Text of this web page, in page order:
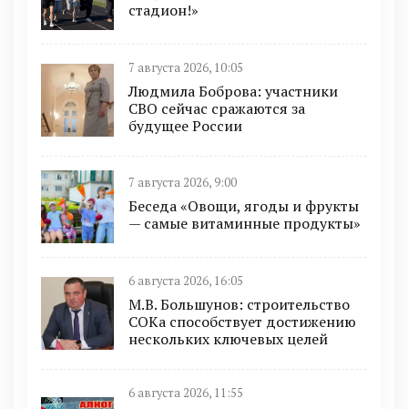
стадион!»
7 августа 2026, 10:05
Людмила Боброва: участники
СВО сейчас сражаются за
будущее России
7 августа 2026, 9:00
Беседа «Овощи, ягоды и фрукты
— самые витаминные продукты»
6 августа 2026, 16:05
М.В. Большунов: строительство
СОКа способствует достижению
нескольких ключевых целей
6 августа 2026, 11:55